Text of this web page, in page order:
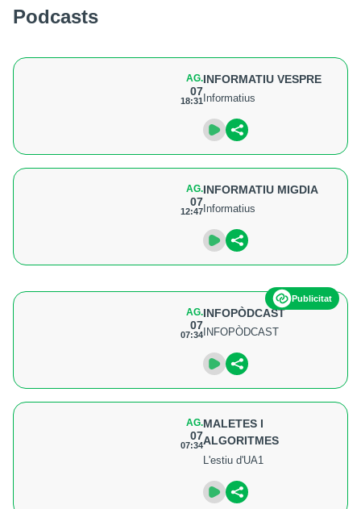
Podcasts
AG.
07
18:31
INFORMATIU VESPRE
Informatius
AG.
07
12:47
INFORMATIU MIGDIA
Informatius
Publicitat
AG.
07
07:34
INFOPÒDCAST
INFOPÒDCAST
AG.
07
07:34
MALETES I
ALGORITMES
L'estiu d'UA1